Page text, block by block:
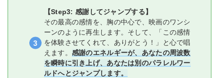
【Step3: 感謝してジャンプする】
その最高の感情を、胸の中心で、映画のワンシ
ーンのように再生します。そして、「この感情
を体験させてくれて、ありがとう！」と心で唱
えます。 感謝のエネルギーが、あなたの周波数
を瞬時に引き上げ、あなたは別のパラレルワー
ルドへとジャンプします。